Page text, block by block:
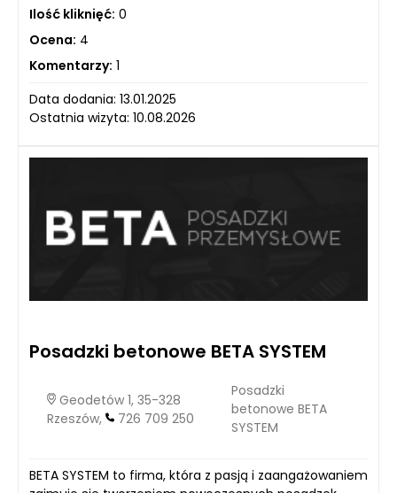
Ilość kliknięć: 0
Ocena: 4
Komentarzy: 1
Data dodania: 13.01.2025
Ostatnia wizyta: 10.08.2026
Posadzki betonowe BETA SYSTEM
Geodetów 1, 35-328
Rzeszów,
726 709 250
Posadzki
betonowe BETA
SYSTEM
BETA SYSTEM to firma, która z pasją i zaangażowaniem